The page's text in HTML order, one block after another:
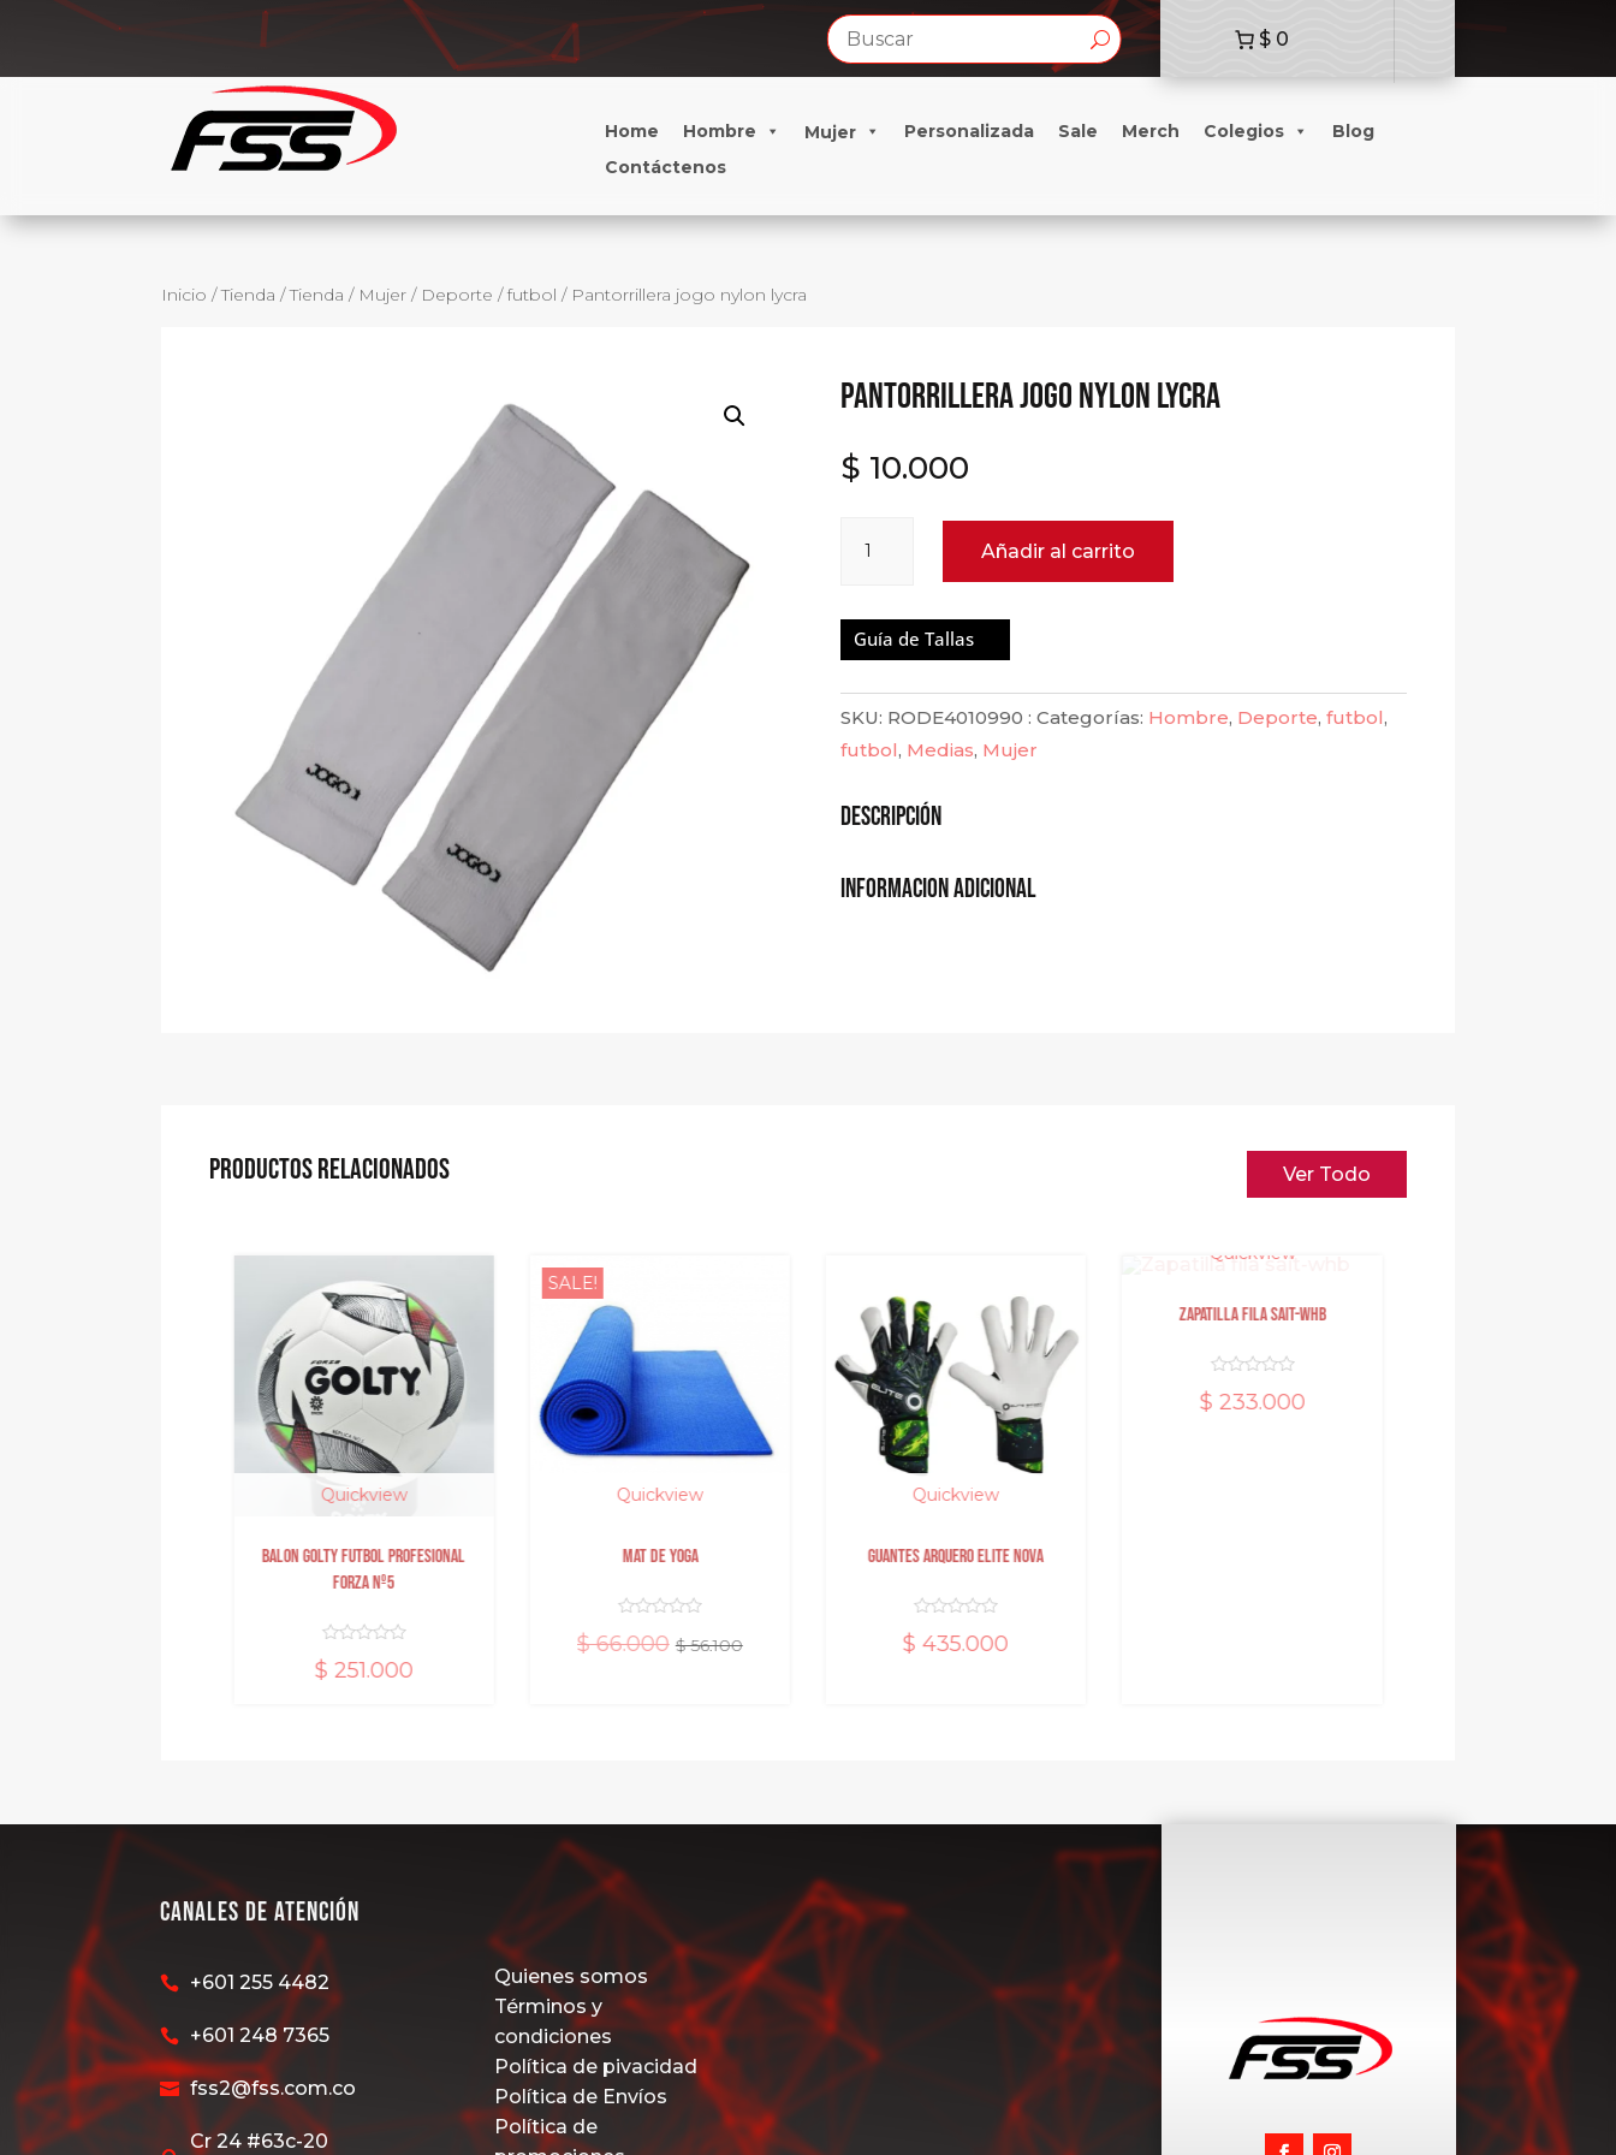
$ 0
Home Hombre Mujer Personalizada Sale Merch Colegios
Blog
Contáctenos
Inicio /Tienda /Tienda / Mujer / Deporte /futbol / Pantorrillera jogo nylon lycra
Pantorrillera jogo nylon lycra
$ 10.000
jogo
cantidad
Añadir al carrito
Guía de Tallas
SKU: RODE4010990 Categorías: Hombre, Deporte,futbol,
futbol, Medias, Mujer
descripción
Informacion Adicional
PRODUCTOS RELACIONADOS Ver Todo
Quickview
BALON GOLTY FUTBOL PROFESIONAL
FORZA Nº5
$ 251.000
SALE!
Quickview
MAT DE YOGA
$66.000 $56.100
Quickview
Guantes arquero elite nova
$ 435.000
Quickview
Zapatilla fila sait-whb
$ 233.000
Canales de Atención
 +601 255 4482
 +601 248 7365
 fss2@fss.com.co
Cr 24 #63c-20
Quienes somos
Términos y
condiciones
Política de pivacidad
Política de Envíos
Política de